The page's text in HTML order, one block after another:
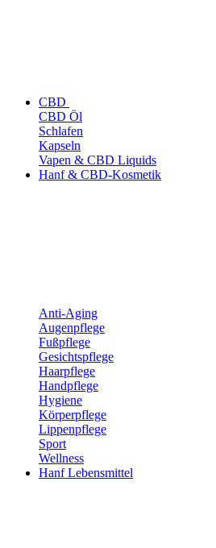
CBD
CBD Öl
Schlafen
Kapseln
Vapen & CBD Liquids
Hanf & CBD-Kosmetik
Anti-Aging
Augenpflege
Fußpflege
Gesichtspflege
Haarpflege
Handpflege
Hygiene
Körperpflege
Lippenpflege
Sport
Wellness
Hanf Lebensmittel